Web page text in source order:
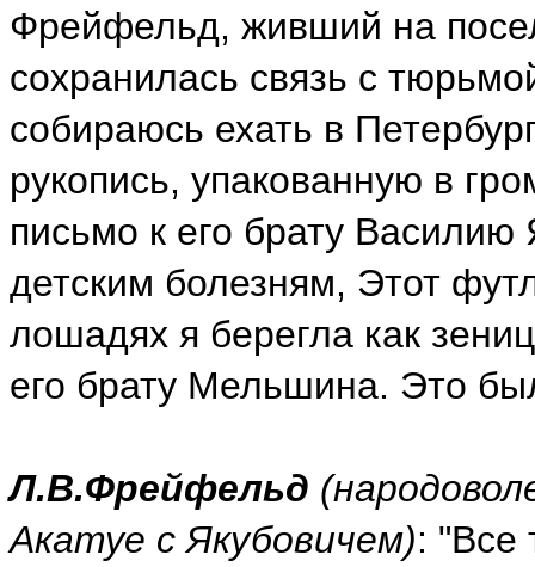
Фрейфельд, живший на
сохранилась связь с
собираюсь ехать в
рукопись, упакованную в
письмо к его брату
детским болезням, Этот
лошадях я берегла как
его брату Мельшина. Это
Л.В.Фрейфельд
Акатуе с Якубовичем): "Все